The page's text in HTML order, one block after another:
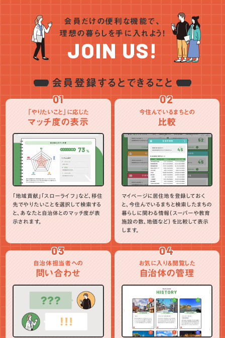
会員だけの便利な機能で、
理想の暮らしを手に入れよう！
JOIN US!
会員登録するとできること
01
「やりたいこと」に応じた
マッチ度の表示
「地域貢献」「スローライフ」など、移住
先でやりたいことを選択して検索する
と、あなたと自治体とのマッチ度が表
示されます。
02
今住んでいるまちとの
比較
マイページに居住地を登録しておく
と、今住んでいるまちと検索したまちの
暮らしに関わる情報（スーパーや教育
施設の数、地価など）を比較して表示
します。
03
自治体担当者への
問い合わせ
04
お気に入り＆閲覧した
自治体の管理